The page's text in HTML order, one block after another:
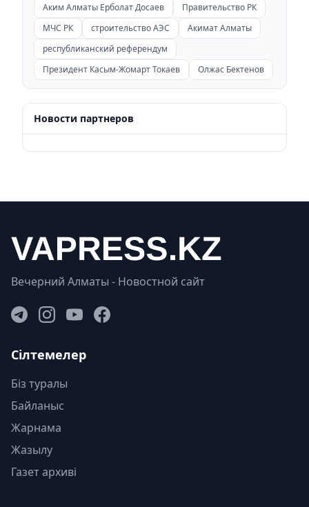
Аким Алматы Ерболат Досаев
Правительство РК
МЧС РК
строительство АЭС
Акимат Алматы
республиканский референдум
Президент Касым-Жомарт Токаев
Олжас Бектенов
Новости партнеров
Вечерний Алматы - Новостной сайт
Сілтемелер
Біз туралы
Байланыс
Жарнама
Жазылу
Газет архиві